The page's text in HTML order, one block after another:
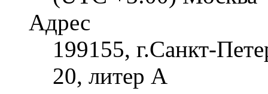
Адрес
199155, г.Санкт-
20, литер А